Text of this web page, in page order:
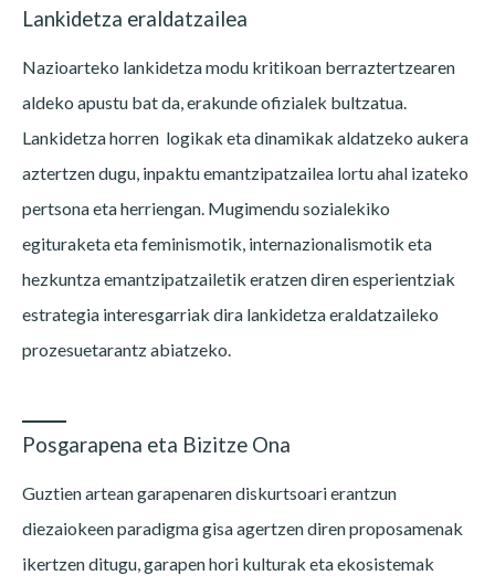
Lankidetza eraldatzailea
Nazioarteko lankidetza modu kritikoan berraztertzearen
aldeko apustu bat da, erakunde ofizialek bultzatua.
Lankidetza horren logikak eta dinamikak aldatzeko aukera
aztertzen dugu, inpaktu emantzipatzailea lortu ahal izateko
pertsona eta herriengan. Mugimendu sozialekiko
egituraketa eta feminismotik, internazionalismotik eta
hezkuntza emantzipatzailetik eratzen diren esperientziak
estrategia interesgarriak dira lankidetza eraldatzaileko
prozesuetarantz abiatzeko.
Posgarapena eta Bizitze Ona
Guztien artean garapenaren diskurtsoari erantzun
diezaiokeen paradigma gisa agertzen diren proposamenak
ikertzen ditugu, garapen hori kulturak eta ekosistemak